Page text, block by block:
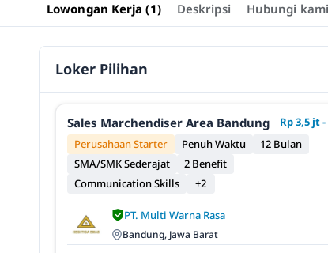
Lowongan Kerja (1) Deskripsi Hubungi kami
Loker Pilihan
Sales Marchendiser Area Bandung
Rp 3,5 jt
Perusahaan Starter
Penuh Waktu
12 Bulan
SMA/SMK Sederajat
2 Benefit
Communication Skills
+2
PT. Multi Warna Rasa
Bandung, Jawa Barat